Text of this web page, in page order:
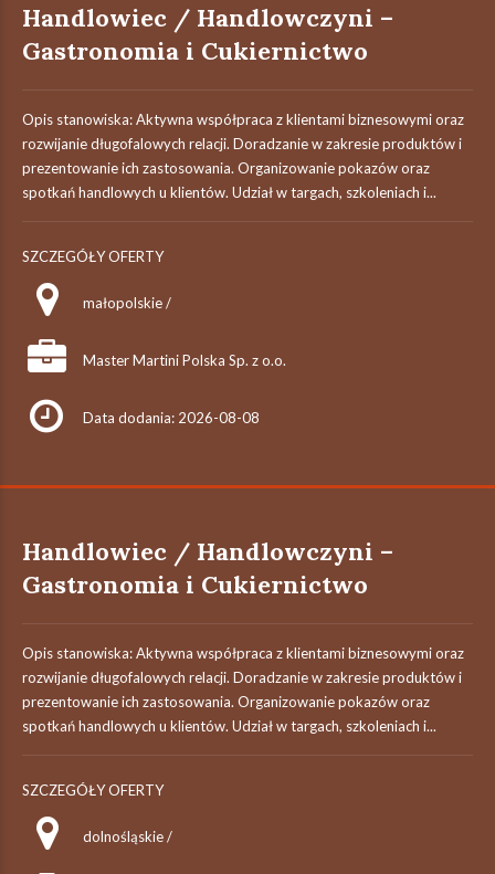
Handlowiec / Handlowczyni –
Gastronomia i Cukiernictwo
Opis stanowiska: Aktywna współpraca z klientami biznesowymi oraz
rozwijanie długofalowych relacji. Doradzanie w zakresie produktów i
prezentowanie ich zastosowania. Organizowanie pokazów oraz
spotkań handlowych u klientów. Udział w targach, szkoleniach i...
SZCZEGÓŁY OFERTY
małopolskie /
Master Martini Polska Sp. z o.o.
Data dodania: 2026-08-08
Handlowiec / Handlowczyni –
Gastronomia i Cukiernictwo
Opis stanowiska: Aktywna współpraca z klientami biznesowymi oraz
rozwijanie długofalowych relacji. Doradzanie w zakresie produktów i
prezentowanie ich zastosowania. Organizowanie pokazów oraz
spotkań handlowych u klientów. Udział w targach, szkoleniach i...
SZCZEGÓŁY OFERTY
dolnośląskie /